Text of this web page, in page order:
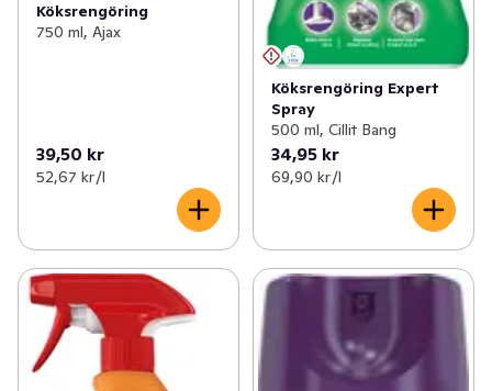
Köksrengöring
750 ml, Ajax
39,50 kr
52,67 kr /l
Köksrengöring Expert
Spray
500 ml, Cillit Bang
34,95 kr
69,90 kr /l